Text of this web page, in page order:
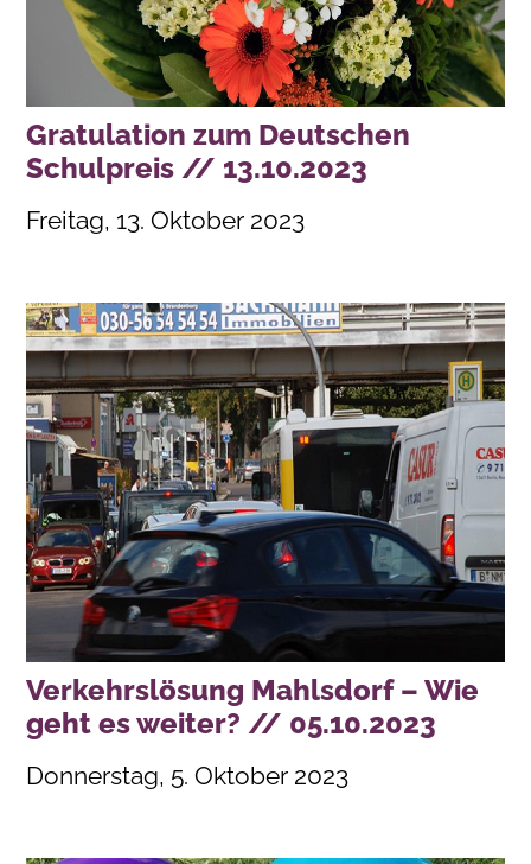
Gratulation zum Deutschen
Schulpreis // 13.10.2023
Freitag, 13. Oktober 2023
Verkehrslösung Mahlsdorf – Wie
geht es weiter? // 05.10.2023
Donnerstag, 5. Oktober 2023